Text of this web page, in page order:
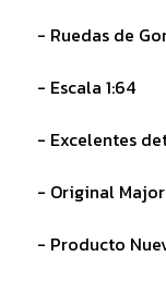
- Ruedas de
- Escala 1:64
- Excelentes
- Original
- Producto